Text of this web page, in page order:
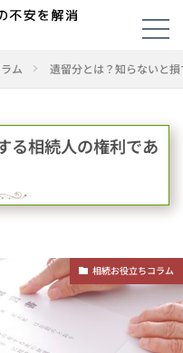
ム 遺留分とは？知らないと
る相続人の権利であ
相続お役立ちコラム